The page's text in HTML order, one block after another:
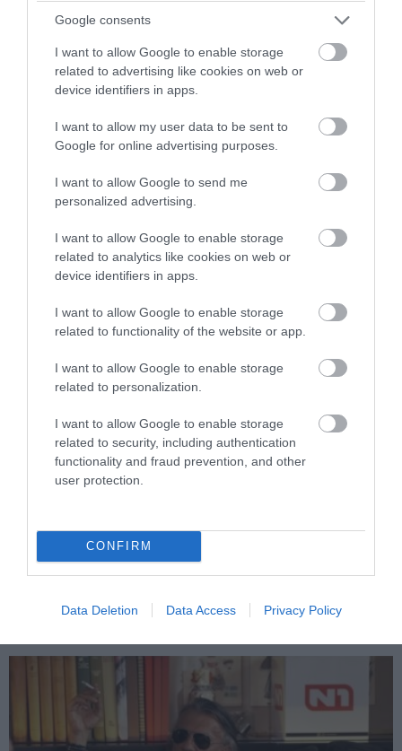
Google consents
I want to allow Google to enable storage
related to advertising like cookies on web or
device identifiers in apps.
I want to allow my user data to be sent to
Google for online advertising purposes.
I want to allow Google to send me
personalized advertising.
I want to allow Google to enable storage
related to analytics like cookies on web or
device identifiers in apps.
I want to allow Google to enable storage
related to functionality of the website or app.
I want to allow Google to enable storage
related to personalization.
I want to allow Google to enable storage
related to security, including authentication
functionality and fraud prevention, and other
user protection.
CONFIRM
Data Deletion Data Access Privacy Policy
PRONEWS.GR /CELEBRITIES
στην θάλασσα: Η νέα φωτογραφία με
γαλάζιο μπικίνι
05.08.2026 | 11:28
Στη Μύκονο η Εύη Βατίδου με κόκκινο
μαγιό: Οι αναλογίες της δεν πέρασαν